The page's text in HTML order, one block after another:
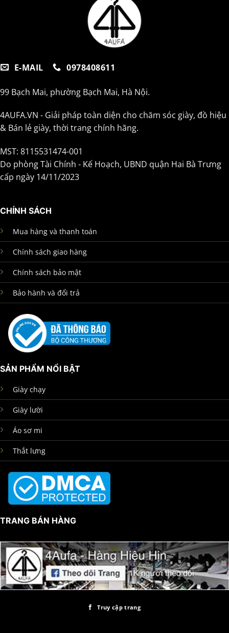
E-MAIL 0978408611
99 Bạch Mai, phường Bạch Mai, Hà Nội.
4AUFA.VN - Giải pháp toàn diện cho chăm sóc giày, đồ hiệu
& Bán lẻ giày, thời trang chính hãng.
MST: 8115531474-001
Do phòng Tài Chính - Kế Hoạch, UBND quận Hai Bà Trưng
cấp ngày 14/11/2023
CHÍNH SÁCH
Mua hàng và thanh toán
Chính sách giao hàng
Chính sách bảo mật
Bảo hành và đổi trả
SẢN PHẨM NỔI BẬT
Giày chạy
Giày lười
Áo sơ mi
Thắt lưng
TRANG BÁN HÀNG
Truy cập trang